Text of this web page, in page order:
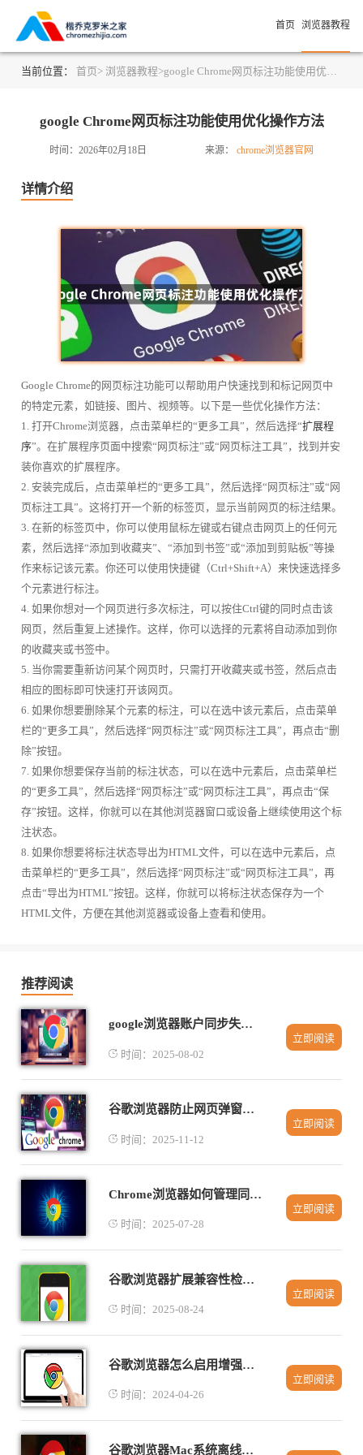
首页 浏览器教程
当前位置： 首页> 浏览器教程>google Chrome网页标注功能使用优化操作方法
google Chrome网页标注功能使用优化操作方法
时间：2026年02月18日 来源： chrome浏览器官网
详情介绍
Google Chrome的网页标注功能可以帮助用户快速找到和标记网页中
的特定元素，如链接、图片、视频等。以下是一些优化操作方法：
1. 打开Chrome浏览器，点击菜单栏的“更多工具”，然后选择“扩展程
序”。在扩展程序页面中搜索“网页标注”或“网页标注工具”，找到并安
装你喜欢的扩展程序。
2. 安装完成后，点击菜单栏的“更多工具”，然后选择“网页标注”或“网
页标注工具”。这将打开一个新的标签页，显示当前网页的标注结果。
3. 在新的标签页中，你可以使用鼠标左键或右键点击网页上的任何元
素，然后选择“添加到收藏夹”、“添加到书签”或“添加到剪贴板”等操
作来标记该元素。你还可以使用快捷键（Ctrl+Shift+A）来快速选择多
个元素进行标注。
4. 如果你想对一个网页进行多次标注，可以按住Ctrl键的同时点击该
网页，然后重复上述操作。这样，你可以选择的元素将自动添加到你
的收藏夹或书签中。
5. 当你需要重新访问某个网页时，只需打开收藏夹或书签，然后点击
相应的图标即可快速打开该网页。
6. 如果你想要删除某个元素的标注，可以在选中该元素后，点击菜单
栏的“更多工具”，然后选择“网页标注”或“网页标注工具”，再点击“删
除”按钮。
7. 如果你想要保存当前的标注状态，可以在选中元素后，点击菜单栏
的“更多工具”，然后选择“网页标注”或“网页标注工具”，再点击“保
存”按钮。这样，你就可以在其他浏览器窗口或设备上继续使用这个标
注状态。
8. 如果你想要将标注状态导出为HTML文件，可以在选中元素后，点
击菜单栏的“更多工具”，然后选择“网页标注”或“网页标注工具”，再
点击“导出为HTML”按钮。这样，你就可以将标注状态保存为一个
HTML文件，方便在其他浏览器或设备上查看和使用。
推荐阅读
google浏览器账户同步失败原因及解决方法
时间：2025-08-02
立即阅读
谷歌浏览器防止网页弹窗技巧分享
时间：2025-11-12
立即阅读
Chrome浏览器如何管理同步账户
时间：2025-07-28
立即阅读
谷歌浏览器扩展兼容性检测及处理方法
时间：2025-08-24
立即阅读
谷歌浏览器怎么启用增强拼写检查功能
时间：2024-04-26
立即阅读
谷歌浏览器Mac系统离线包下载与安装方法